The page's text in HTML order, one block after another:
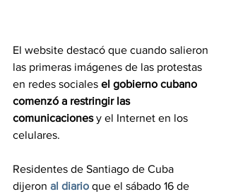
El website destacó que cuando salieron
las primeras imágenes de las protestas
en redes sociales el gobierno cubano
comenzó a restringir las
comunicaciones y el Internet en los
celulares.
Residentes de Santiago de Cuba
dijeron al diario que el sábado 16 de